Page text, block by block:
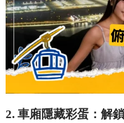
2. 車廂隱藏彩蛋：解